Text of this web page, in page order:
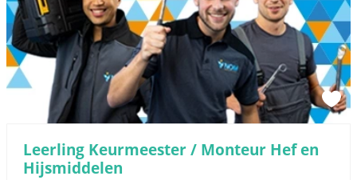
Leerling Keurmeester / Monteur Hef en
Hijsmiddelen